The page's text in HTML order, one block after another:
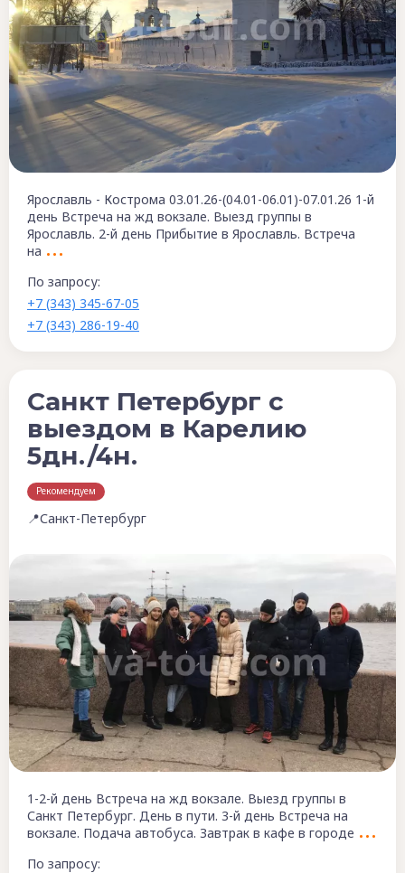
Ярославль - Кострома 03.01.26-(04.01-06.01)-07.01.26 1-й
день Встреча на жд вокзале. Выезд группы в
Ярославль. 2-й день Прибытие в Ярославль. Встреча
на
По запросу:
+7 (343) 345-67-05
+7 (343) 286-19-40
Санкт Петербург с
выездом в Карелию
5дн./4н.
Рекомендуем
📍Санкт-Петербург
1-2-й день Встреча на жд вокзале. Выезд группы в
Санкт Петербург. День в пути. 3-й день Встреча на
вокзале. Подача автобуса. Завтрак в кафе в городе
По запросу: